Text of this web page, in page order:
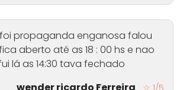
propaganda enganosa falou
aberto até as 18 : 00 hs e nao
lá as 14:30 tava fechado
wender ricardo Ferreira
☆ 1/5